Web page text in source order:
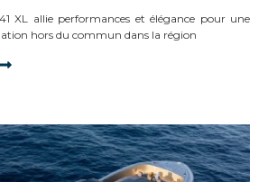
XL allie performances et élégance pour une
hors du commun dans la région